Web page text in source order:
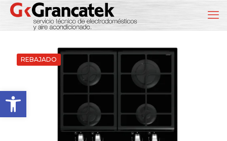
Abrir barra de herramientas
REBAJADO